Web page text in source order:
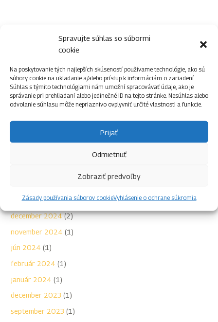
Spravujte súhlas so súbormi
cookie
Na poskytovanie tých najlepších skúseností používame technológie, ako sú
súbory cookie na ukladanie a/alebo prístup k informáciám o zariadení.
Súhlas s týmito technológiami nám umožní spracovávať údaje, ako je
správanie pri prehliadaní alebo jedinečné ID na tejto stránke. Nesúhlas alebo
odvolanie súhlasu môže nepriaznivo ovplyvniť určité vlastnosti a funkcie.
Prijať
Odmietnuť
Zobraziť predvoľby
Zásady používania súborov cookieVyhlásenie o ochrane súkromia
jún 2026(1)
máj 2026(1)
apríl 2026(1)
január 2026(2)
január 2025(2)
december 2024(2)
november 2024 (1)
jún 2024 (1)
február 2024 (1)
január 2024 (1)
december 2023 (1)
september 2023 (1)